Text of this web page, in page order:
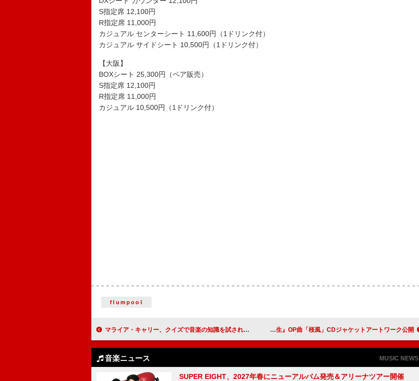
S指定席 12,100円
R指定席 11,000円
カジュアル センターシート 11,600円（1ドリンク付）
カジュアル サイドシート 10,500円（1ドリンク付）
【大阪】
BOXシート 25,300円（ペア販売）
S指定席 12,100円
R指定席 11,000円
カジュアル 10,500円（1ドリンク付）
flumpool
マライア・キャリー、クイズで音楽の知識を試され全問正解 ぼっちぼろまる、TVアニメ『3年Z組銀八先生』OP曲「桜風」CDジャケットアートワーク公開
音楽ニュース MUSIC NEWS
SUPER EIGHT、2027年春にニューアルバム発売＆アリーナツアー開催